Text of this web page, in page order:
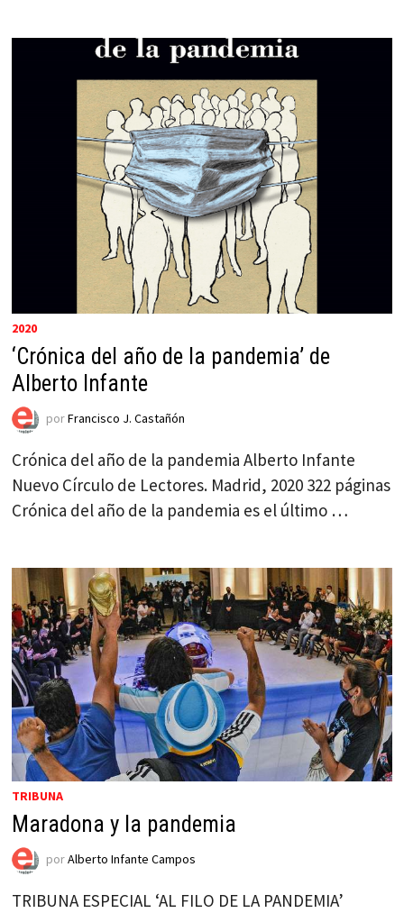
2020
‘Crónica del año de la pandemia’ de
Alberto Infante
porFrancisco J. Castañón
Crónica del año de la pandemia Alberto Infante
Nuevo Círculo de Lectores. Madrid, 2020 322 páginas
Crónica del año de la pandemia es el último …
TRIBUNA
Maradona y la pandemia
porAlberto Infante Campos
TRIBUNA ESPECIAL ‘AL FILO DE LA PANDEMIA’